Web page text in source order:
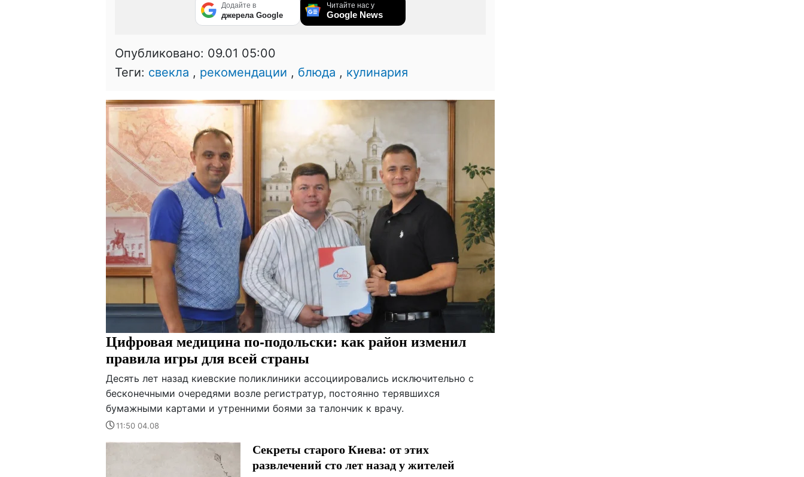
Додайте в
джерела Google
Читайте нас у
Google News
Опубликовано: 09.01 05:00
Теги: свекла , рекомендации , блюда , кулинария
Цифровая медицина по-подольски: как район изменил
правила игры для всей страны
Десять лет назад киевские поликлиники ассоциировались исключительно с
бесконечными очередями возле регистратур, постоянно терявшихся
бумажными картами и утренними боями за талончик к врачу.
11:50 04.08
Секреты старого Киева: от этих
развлечений сто лет назад у жителей